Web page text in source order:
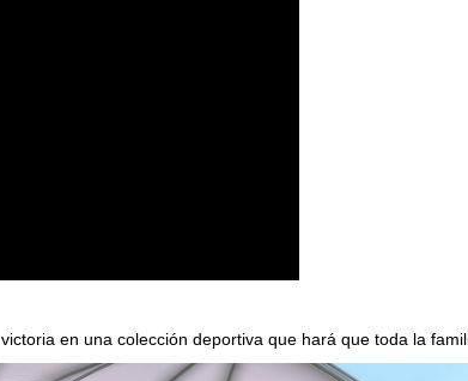
en una colección deportiva que hará que toda la